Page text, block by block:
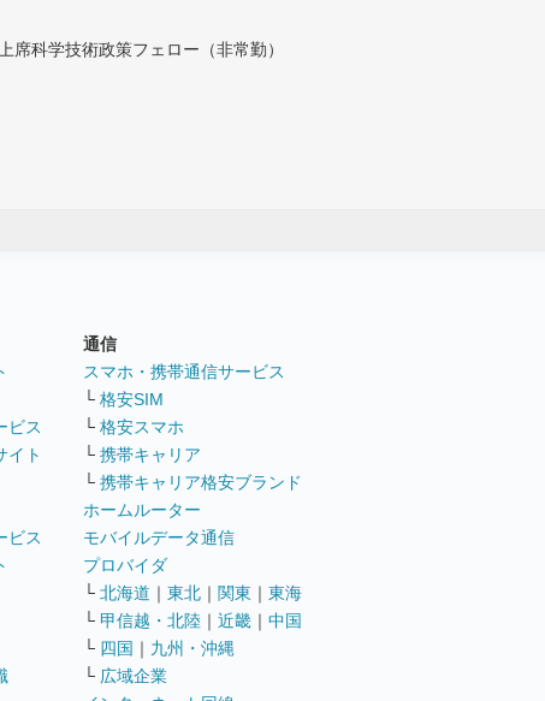
科学技術政策フェロー（非常勤）
ビス
イト
ビス
通信
スマホ・携帯通信サービス
└ 格安SIM
└ 格安スマホ
└ 携帯キャリア
└ 携帯キャリア格安ブランド
ホームルーター
モバイルデータ通信
プロバイダ
└ 北海道 ｜ 東北 ｜ 関東 ｜ 東海
└ 甲信越・北陸 ｜ 近畿 ｜ 中国
└ 四国 ｜ 九州・沖縄
└ 広域企業